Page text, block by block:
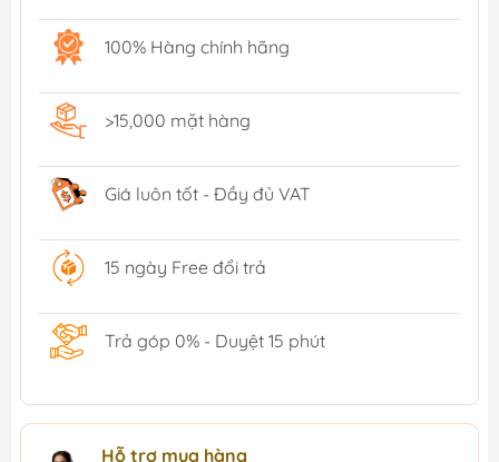
100% Hàng chính hãng
>15,000 mặt hàng
Giá luôn tốt - Đầy đủ VAT
15 ngày Free đổi trả
Trả góp 0% - Duyệt 15 phút
Hỗ trợ mua hàng